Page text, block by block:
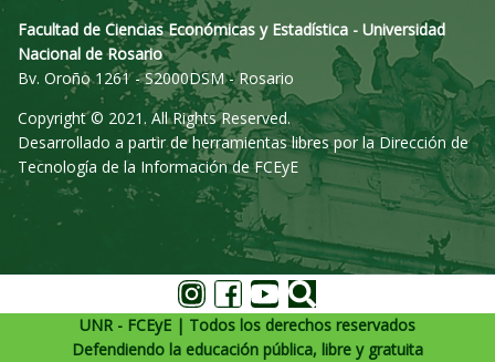
Facultad de Ciencias Económicas y Estadística - Universidad
Nacional de Rosario
Bv. Oroño 1261 - S2000DSM - Rosario
Copyright © 2021. All Rights Reserved.
Desarrollado a partir de herramientas libres por la Dirección de
Tecnología de la Información de FCEyE
UNR - FCEyE | Todos los derechos reservados
Defendiendo la educación pública, libre y gratuita